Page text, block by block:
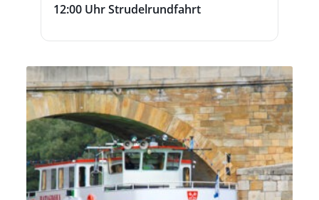
12:00 Uhr Strudelrundfahrt